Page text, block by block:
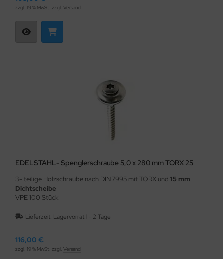
zzgl. 19 % MwSt. zzgl. Versand
EDELSTAHL- Spenglerschraube 5,0 x 280 mm TORX 25
3- teilige Holzschraube nach DIN 7995 mit TORX und 15 mm
Dichtscheibe
VPE 100 Stück
Lieferzeit: Lagervorrat 1 - 2 Tage
116,00 €
zzgl. 19 % MwSt. zzgl. Versand